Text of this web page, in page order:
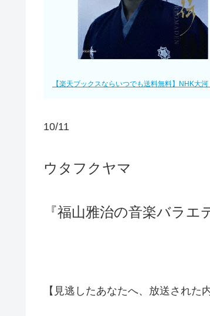
【楽天ブックスならいつでも送料無料】NHK大
10/11
ウタフクヤマ
『福山雅治の音楽バラエ
【見逃したあなたへ、放送された